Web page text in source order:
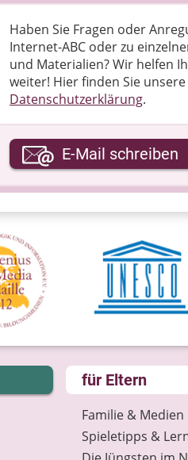
Haben Sie Fragen oder
Internet-ABC oder zu
und Materialien? Wir helfen
weiter! ​Hier finden Sie unsere
Datenschutzerklärung.
Ihre E-Mail-Adresse
Ihre Nachricht
E-Mail schreiben
für Eltern
Familie & Medien
Spieletipps &